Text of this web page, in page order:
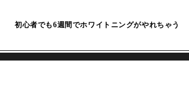
初心者でも6週間でホワイトニングがやれちゃう